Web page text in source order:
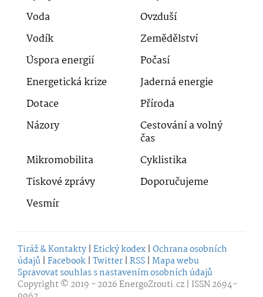
Voda
Ovzduší
Vodík
Zemědělství
Úspora energií
Počasí
Energetická krize
Jaderná energie
Dotace
Příroda
Názory
Cestování a volný
čas
Mikromobilita
Cyklistika
Tiskové zprávy
Doporučujeme
Vesmír
Tiráž & Kontakty | Etický kodex | Ochrana osobních
údajů | Facebook | Twitter | RSS | Mapa webu
Spravovat souhlas s nastavením osobních údajů
Copyright © 2019 - 2026EnergoZrouti.cz | ISSN 2694-